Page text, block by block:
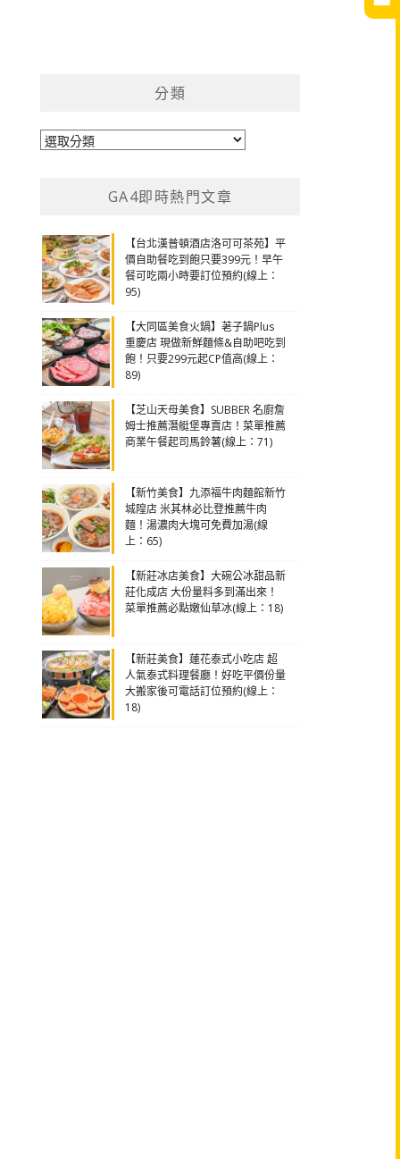
分類
分
GA4即時熱門文章
【台北漢普頓酒店洛可可茶苑】平
價自助餐吃到飽只要399元！早午
餐可吃兩小時要訂位預約(線上：
95)
【大同區美食火鍋】荖子鍋Plus
重慶店 現做新鮮麵條&自助吧吃到
飽！只要299元起CP值高(線上：
89)
【芝山天母美食】SUBBER 名廚詹
姆士推薦潛艇堡專賣店！菜單推薦
商業午餐起司馬鈴薯(線上：71)
【新竹美食】九添福牛肉麵館新竹
城隍店 米其林必比登推薦牛肉
麵！湯濃肉大塊可免費加湯(線
上：65)
【新莊冰店美食】大碗公冰甜品新
莊化成店 大份量料多到滿出來！
菜單推薦必點嫩仙草冰(線上：18)
【新莊美食】蓮花泰式小吃店 超
人氣泰式料理餐廳！好吃平價份量
大搬家後可電話訂位預約(線上：
18)